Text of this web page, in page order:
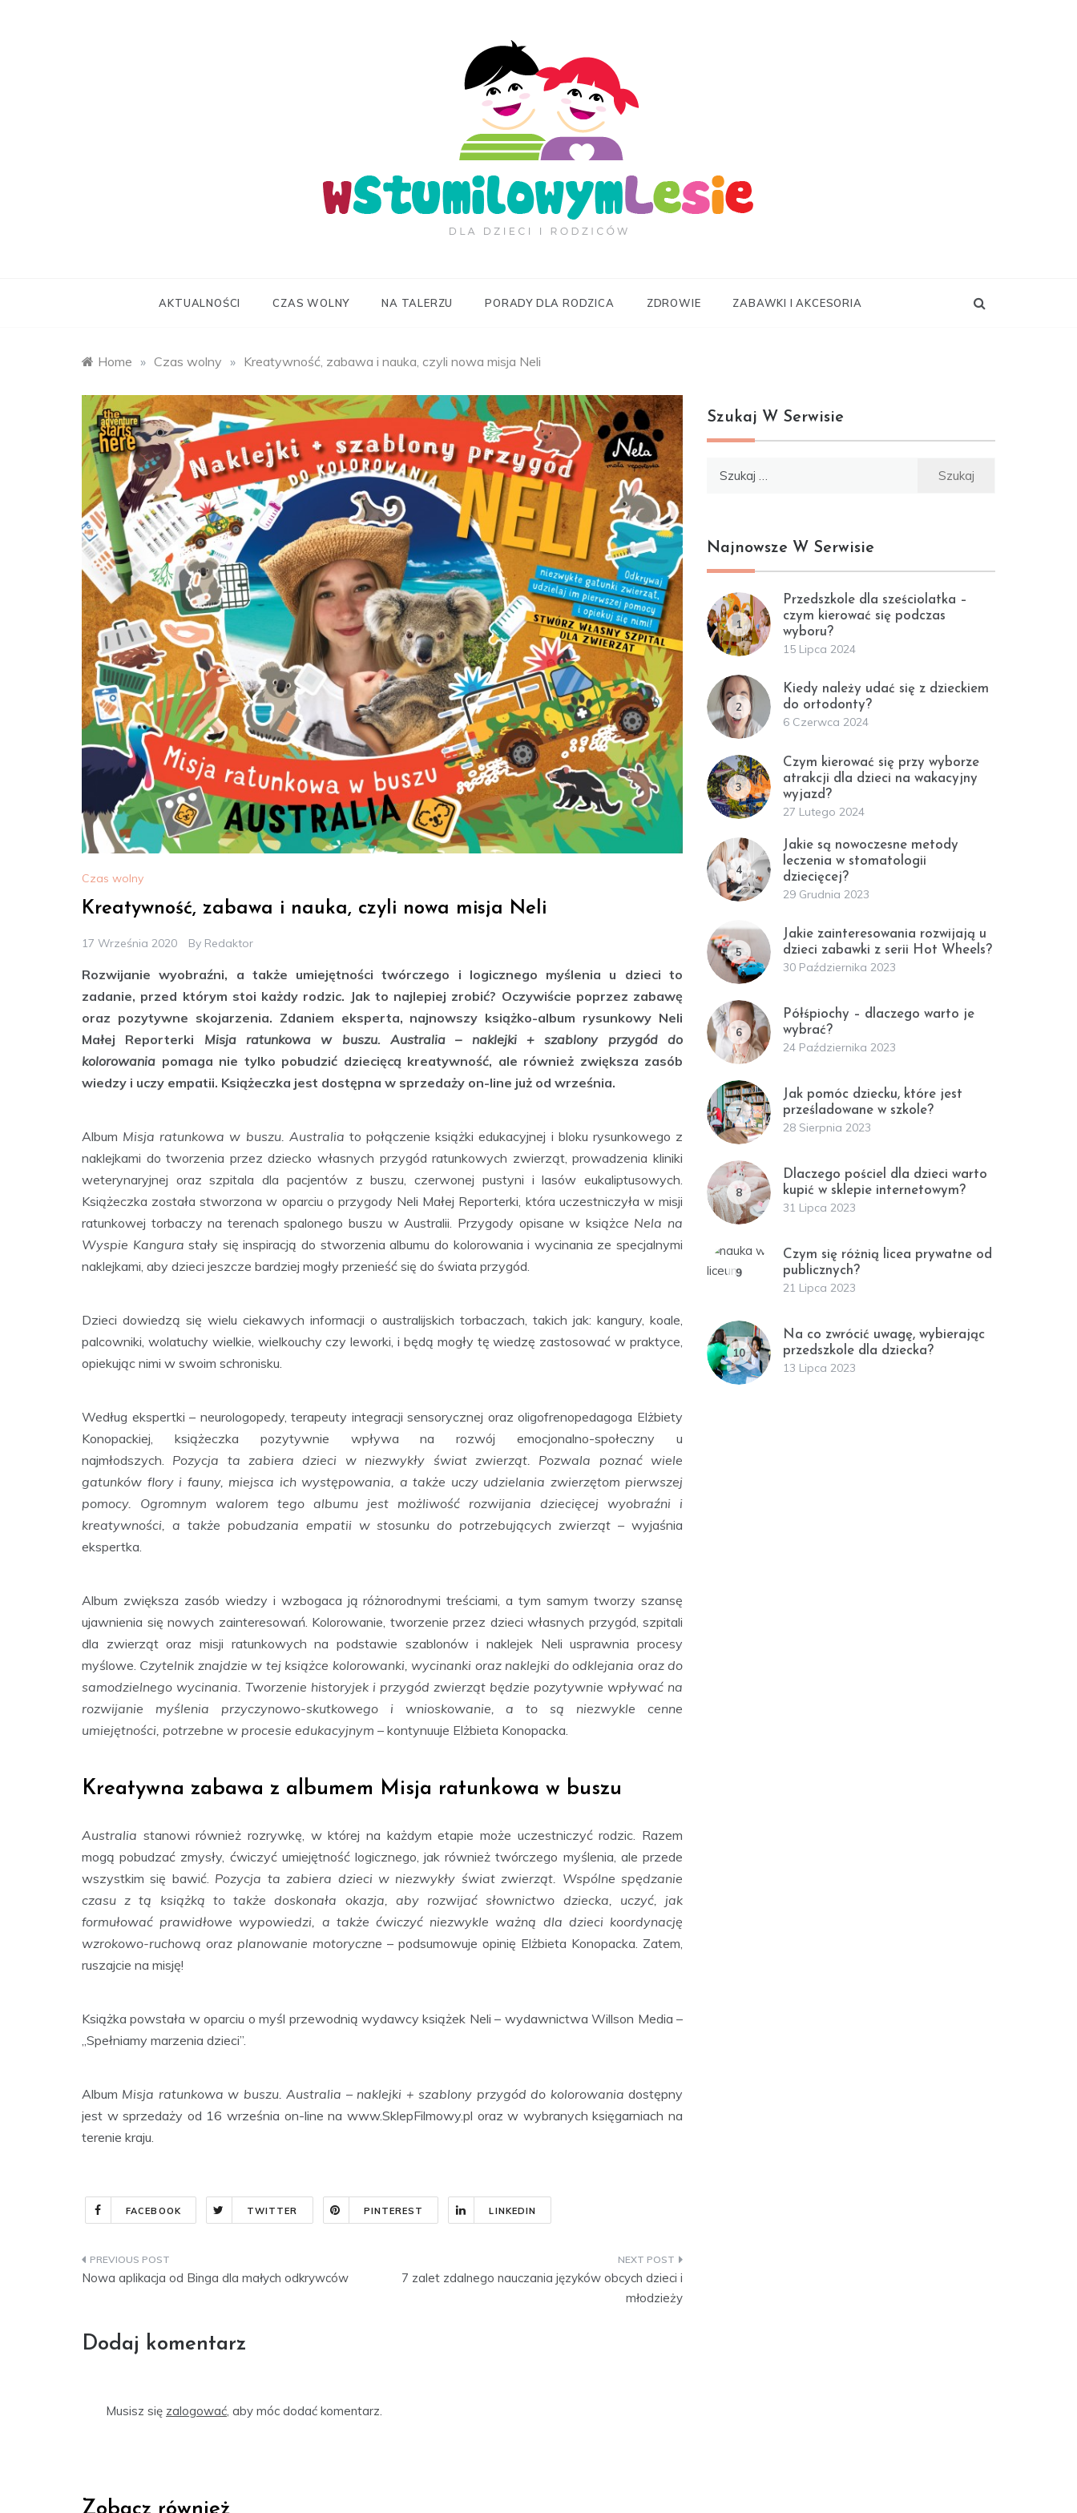
AKTUALNOŚCI CZAS WOLNY NA TALERZU PORADY DLA RODZICA ZDROWIE ZABAWKI I AKCESORIA
Home » Czas wolny » Kreatywność, zabawa i nauka, czyli nowa misja Neli
Czas wolny
Kreatywność, zabawa i nauka, czyli nowa misja Neli
17 Września 2020 By Redaktor
Rozwijanie wyobraźni, a także umiejętności twórczego i logicznego myślenia u dzieci to
zadanie, przed którym stoi każdy rodzic. Jak to najlepiej zrobić? Oczywiście poprzez zabawę
oraz pozytywne skojarzenia. Zdaniem eksperta, najnowszy książko-album rysunkowy Neli
Małej Reporterki Misja ratunkowa w buszu. Australia – naklejki + szablony przygód do
kolorowania pomaga nie tylko pobudzić dziecięcą kreatywność, ale również zwiększa zasób
wiedzy i uczy empatii. Książeczka jest dostępna w sprzedaży on-line już od września.
Album Misja ratunkowa w buszu. Australia to połączenie książki edukacyjnej i bloku rysunkowego z
naklejkami do tworzenia przez dziecko własnych przygód ratunkowych zwierząt, prowadzenia kliniki
weterynaryjnej oraz szpitala dla pacjentów z buszu, czerwonej pustyni i lasów eukaliptusowych.
Książeczka została stworzona w oparciu o przygody Neli Małej Reporterki, która uczestniczyła w misji
ratunkowej torbaczy na terenach spalonego buszu w Australii. Przygody opisane w książce Nela na
Wyspie Kangura stały się inspiracją do stworzenia albumu do kolorowania i wycinania ze specjalnymi
naklejkami, aby dzieci jeszcze bardziej mogły przenieść się do świata przygód.
Dzieci dowiedzą się wielu ciekawych informacji o australijskich torbaczach, takich jak: kangury, koale,
palcowniki, wolatuchy wielkie, wielkouchy czy leworki, i będą mogły tę wiedzę zastosować w praktyce,
opiekując nimi w swoim schronisku.
Według ekspertki – neurologopedy, terapeuty integracji sensorycznej oraz oligofrenopedagoga Elżbiety
Konopackiej, książeczka pozytywnie wpływa na rozwój emocjonalno-społeczny u
najmłodszych. Pozycja ta zabiera dzieci w niezwykły świat zwierząt. Pozwala poznać wiele
gatunków flory i fauny, miejsca ich występowania, a także uczy udzielania zwierzętom pierwszej
pomocy. Ogromnym walorem tego albumu jest możliwość rozwijania dziecięcej wyobraźni i
kreatywności, a także pobudzania empatii w stosunku do potrzebujących zwierząt – wyjaśnia
ekspertka.
Album zwiększa zasób wiedzy i wzbogaca ją różnorodnymi treściami, a tym samym tworzy szansę
ujawnienia się nowych zainteresowań. Kolorowanie, tworzenie przez dzieci własnych przygód, szpitali
dla zwierząt oraz misji ratunkowych na podstawie szablonów i naklejek Neli usprawnia procesy
myślowe. Czytelnik znajdzie w tej książce kolorowanki, wycinanki oraz naklejki do odklejania oraz do
samodzielnego wycinania. Tworzenie historyjek i przygód zwierząt będzie pozytywnie wpływać na
rozwijanie myślenia przyczynowo-skutkowego i wnioskowanie, a to są niezwykle cenne
umiejętności, potrzebne w procesie edukacyjnym – kontynuuje Elżbieta Konopacka.
Kreatywna zabawa z albumem Misja ratunkowa w buszu
Australia stanowi również rozrywkę, w której na każdym etapie może uczestniczyć rodzic. Razem
mogą pobudzać zmysły, ćwiczyć umiejętność logicznego, jak również twórczego myślenia, ale przede
wszystkim się bawić. Pozycja ta zabiera dzieci w niezwykły świat zwierząt. Wspólne spędzanie
czasu z tą książką to także doskonała okazja, aby rozwijać słownictwo dziecka, uczyć, jak
formułować prawidłowe wypowiedzi, a także ćwiczyć niezwykle ważną dla dzieci koordynację
wzrokowo-ruchową oraz planowanie motoryczne – podsumowuje opinię Elżbieta Konopacka. Zatem,
ruszajcie na misję!
Książka powstała w oparciu o myśl przewodnią wydawcy książek Neli – wydawnictwa Willson Media –
„Spełniamy marzenia dzieci”.
Album Misja ratunkowa w buszu. Australia – naklejki + szablony przygód do kolorowania dostępny
jest w sprzedaży od 16 września on-line na www.SklepFilmowy.pl oraz w wybranych księgarniach na
terenie kraju.
FACEBOOK TWITTER PINTEREST LINKEDIN
Nawigacja
Nowa aplikacja od Binga dla małych odkrywców
7 zalet zdalnego nauczania języków obcych dzieci i
młodzieży
Dodaj komentarz
Musisz się zalogować, aby móc dodać komentarz.
Szukaj W Serwisie
Najnowsze W Serwisie
1
Przedszkole dla sześciolatka –
czym kierować się podczas
wyboru?
15 Lipca 2024
2
Kiedy należy udać się z dzieckiem
do ortodonty?
6 Czerwca 2024
3
Czym kierować się przy wyborze
atrakcji dla dzieci na wakacyjny
wyjazd?
27 Lutego 2024
4
Jakie są nowoczesne metody
leczenia w stomatologii
dziecięcej?
29 Grudnia 2023
5
Jakie zainteresowania rozwijają u
dzieci zabawki z serii Hot Wheels?
30 Października 2023
6
Półśpiochy – dlaczego warto je
wybrać?
24 Października 2023
7
Jak pomóc dziecku, które jest
prześladowane w szkole?
28 Sierpnia 2023
8
Dlaczego pościel dla dzieci warto
kupić w sklepie internetowym?
31 Lipca 2023
9
Czym się różnią licea prywatne od
publicznych?
21 Lipca 2023
10
Na co zwrócić uwagę, wybierając
przedszkole dla dziecka?
13 Lipca 2023